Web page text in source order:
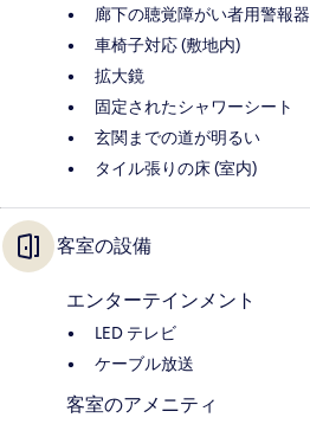
廊下の聴覚障がい者用警報器
車椅子対応 (敷地内)
拡大鏡
固定されたシャワーシート
玄関までの道が明るい
タイル張りの床 (室内)
客室の設備
エンターテインメント
LED テレビ
ケーブル放送
客室のアメニティ